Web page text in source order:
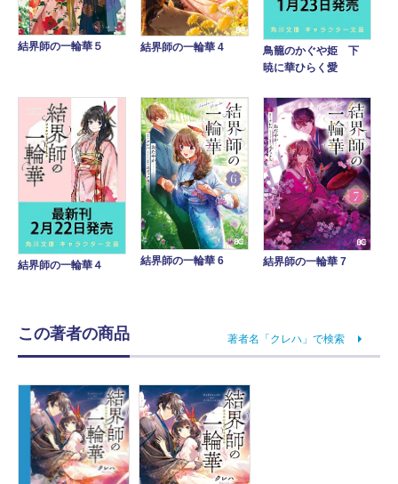
結界師の一輪華５ 結界師の一輪華 4
鳥籠のかぐや姫 下
暁に華ひらく愛
結界師の一輪華４ 結界師の一輪華 6 結界師の一輪華 7
この著者の商品 著者名「クレハ」で検索